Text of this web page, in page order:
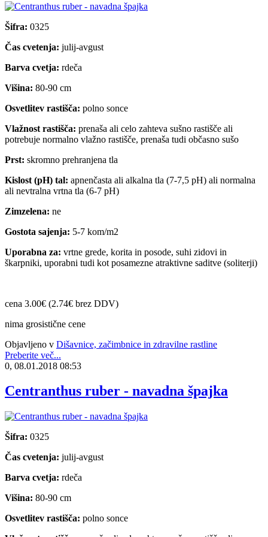
Šifra: 0325
Čas cvetenja: julij-avgust
Barva cvetja: rdeča
Višina: 80-90 cm
Osvetlitev rastišča: polno sonce
Vlažnost rastišča: prenaša ali celo zahteva sušno rastišče ali
potrebuje normalno vlažno rastišče, prenaša tudi občasno sušo
Prst: skromno prehranjena tla
Kislost (pH) tal: apnenčasta ali alkalna tla (7-7,5 pH) ali normalna
ali nevtralna vrtna tla (6-7 pH)
Zimzelena: ne
Gostota sajenja: 5-7 kom/m2
Uporabna za: vrtne grede, korita in posode, suhi zidovi in
škarpniki, uporabni tudi kot posamezne atraktivne saditve (soliterji)
cena 3.00€ (2.74€ brez DDV)
nima grosistične cene
Objavljeno v Dišavnice, začimbnice in zdravilne rastline
Preberite več...
0, 08.01.2018 08:53
Centranthus ruber - navadna špajka
Šifra: 0325
Čas cvetenja: julij-avgust
Barva cvetja: rdeča
Višina: 80-90 cm
Osvetlitev rastišča: polno sonce